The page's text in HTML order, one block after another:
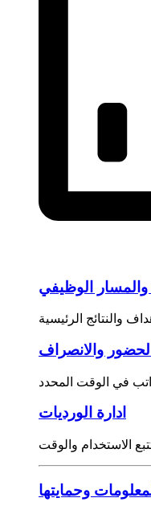
والمسار الوظيفي
الحضور والانصراف
في الوقت المحدد
ادارة الورديات
الاستخدام والوقت
وحمايتها